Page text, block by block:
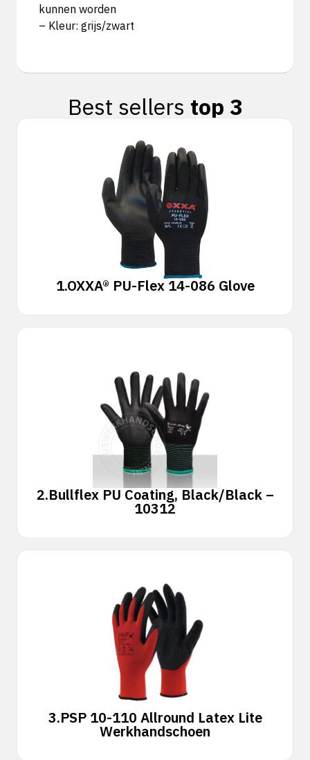
kunnen worden
– Kleur: grijs/zwart
Best sellers top 3
1.OXXA® PU-Flex 14-086 Glove
2.Bullflex PU Coating, Black/Black –
10312
3.PSP 10-110 Allround Latex Lite
Werkhandschoen